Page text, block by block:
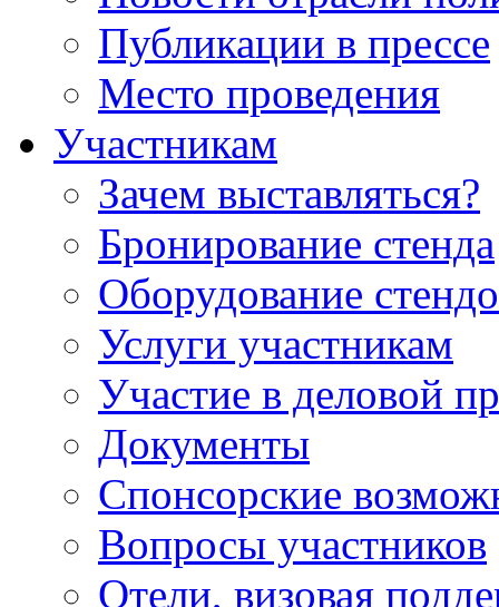
Публикации в прессе
Место проведения
Участникам
Зачем выставляться?
Бронирование стенда
Оборудование
Услуги участникам
Участие в деловой
Документы
Спонсорские
Вопросы участников
Отели, визовая